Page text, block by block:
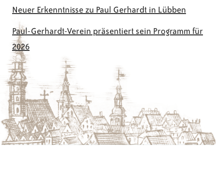
Neuer Erkenntnisse zu Paul Gerhardt in Lübben
Paul-Gerhardt-Verein präsentiert sein Programm für
2026
© 2026 Paul-Gerhardt-Verein Lübben e.V.